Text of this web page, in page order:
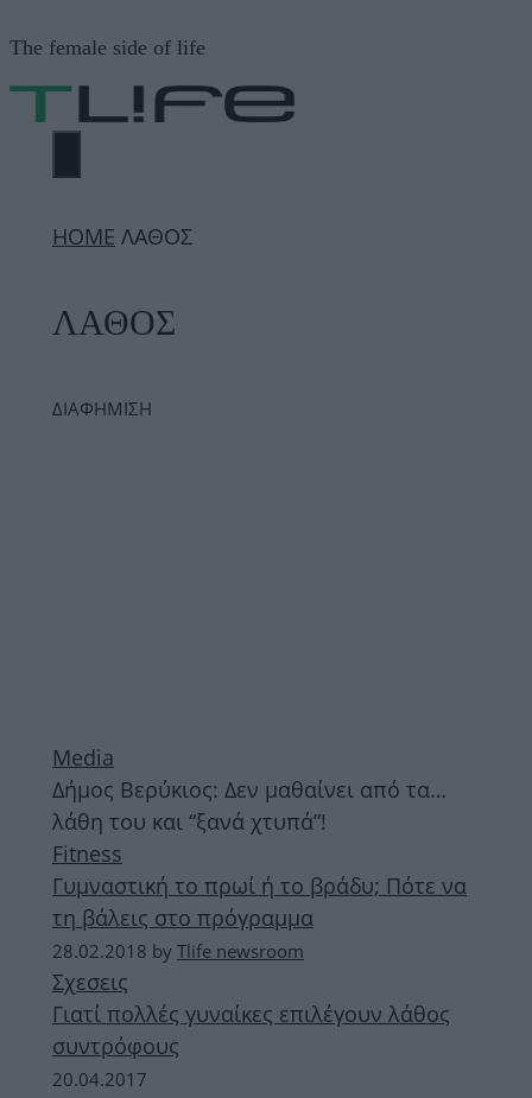
σε
περιεχόμενο
The female side of life
ΜΕΝΟΎ
ΗΟΜΕ ΛΑΘΟΣ
ΛΑΘΟΣ
ΔΙΑΦΗΜΙΣΗ
Media
Δήμος Βερύκιος: Δεν μαθαίνει από τα…
λάθη του και “ξανά χτυπά”!
Fitness
Γυμναστική το πρωί ή το βράδυ; Πότε να
τη βάλεις στο πρόγραμμα
28.02.2018 by Tlife newsroom
Σχεσεις
Γιατί πολλές γυναίκες επιλέγουν λάθος
συντρόφους
20.04.2017